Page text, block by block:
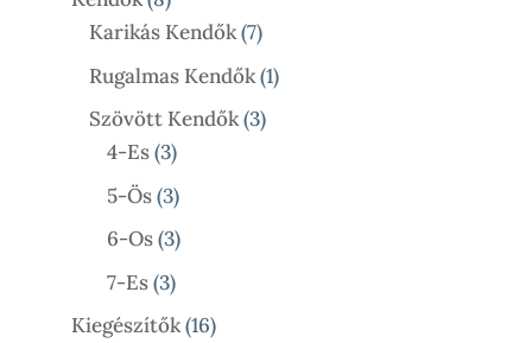
Termék
Karikás Kendők 77
Termék
Rugalmas Kendők 11
Szövött Kendők 33
4-Es 33
Termék
5-Ös 33
Termék
6-Os 33
Termék
7-Es 33
Termék
Kiegészítők 1616